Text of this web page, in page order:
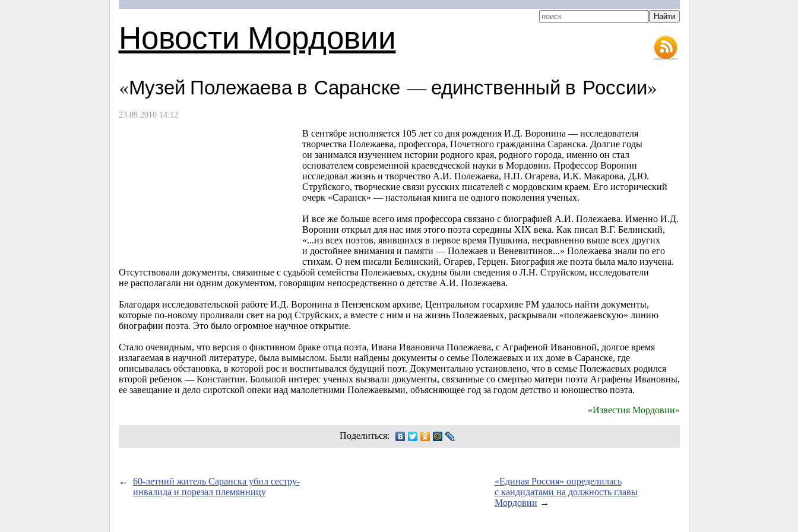
Новости Мордовии
«Музей Полежаева в Саранске — единственный в России»
23.09.2010 14:12
В сентябре исполняется 105 лет со дня рождения И.Д. Воронина — исследователя
творчества Полежаева, профессора, Почетного гражданина Саранска. Долгие годы
он занимался изучением истории родного края, родного города, именно он стал
основателем современной краеведческой науки в Мордовии. Профессор Воронин
исследовал жизнь и творчество А.И. Полежаева, Н.П. Огарева, И.К. Макарова, Д.Ю.
Струйского, творческие связи русских писателей с мордовским краем. Его исторический
очерк «Саранск» — настольная книга не одного поколения ученых.
И все же больше всего имя профессора связано с биографией А.И. Полежаева. Именно И.Д.
Воронин открыл для нас имя этого поэта середины XIX века. Как писал В.Г. Белинский,
«...из всех поэтов, явившихся в первое время Пушкина, несравненно выше всех других
и достойнее внимания и памяти — Полежаев и Веневитинов...» Полежаева знали по его
стихам. О нем писали Белинский, Огарев, Герцен. Биография же поэта была мало изучена.
Отсутствовали документы, связанные с судьбой семейства Полежаевых, скудны были сведения о Л.Н. Струйском, исследователи
не располагали ни одним документом, говорящим непосредственно о детстве А.И. Полежаева.
Благодаря исследовательской работе И.Д. Воронина в Пензенском архиве, Центральном госархиве РМ удалось найти документы,
которые по-новому проливали свет на род Струйских, а вместе с ним и на жизнь Полежаевых, раскрывали «полежаевскую» линию
биографии поэта. Это было огромное научное открытие.
Стало очевидным, что версия о фиктивном браке отца поэта, Ивана Ивановича Полежаева, с Аграфеной Ивановной, долгое время
излагаемая в научной литературе, была вымыслом. Были найдены документы о семье Полежаевых и их доме в Саранске, где
описывалась обстановка, в которой рос и воспитывался будущий поэт. Документально установлено, что в семье Полежаевых родился
второй ребенок — Константин. Большой интерес ученых вызвали документы, связанные со смертью матери поэта Аграфены Ивановны,
ее завещание и дело сиротской опеки над малолетними Полежаевыми, объясняющее год за годом детство и юношество поэта.
«Известия Мордовии»
Поделиться:
← 60-летний житель Саранска убил сестру-
инвалида и порезал племянницу
«Единая Россия» определилась
с кандидатами на должность главы
Мордовии →